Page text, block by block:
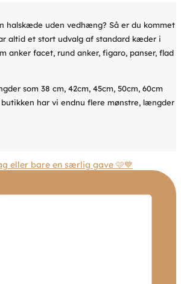
halskæde uden vedhæng? Så er du kommet
altid et stort udvalg af standard kæder i
anker facet, rund anker, figaro, panser, flad
som 38 cm, 42cm, 45cm, 50cm, 60cm
har vi endnu flere mønstre, længder
eller bare en særlig gave 🩷💙